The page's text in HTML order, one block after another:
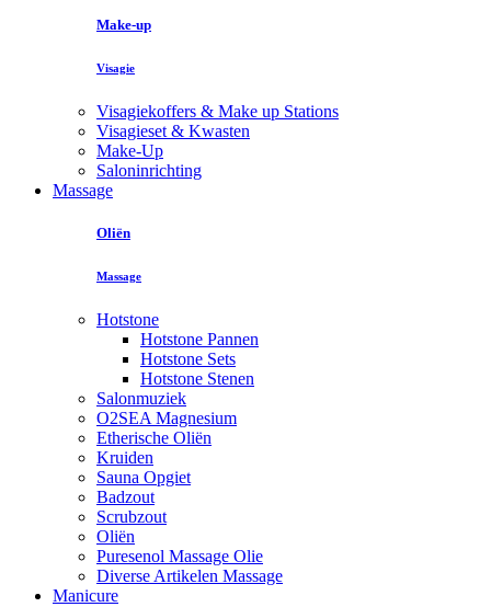
Make-up
Visagie
Visagiekoffers & Make up Stations
Visagieset & Kwasten
Make-Up
Saloninrichting
Massage
Oliën
Massage
Hotstone
Hotstone Pannen
Hotstone Sets
Hotstone Stenen
Salonmuziek
O2SEA Magnesium
Etherische Oliën
Kruiden
Sauna Opgiet
Badzout
Scrubzout
Oliën
Puresenol Massage Olie
Diverse Artikelen Massage
Manicure